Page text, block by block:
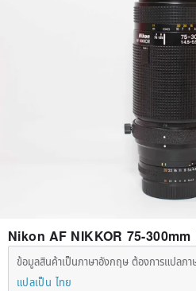
Nikon AF NIKKOR 75-300mm
ข้อมูลสินค้าเป็นภาษาอังกฤษ ต้องการแปลภา
แปลเป็น ไทย